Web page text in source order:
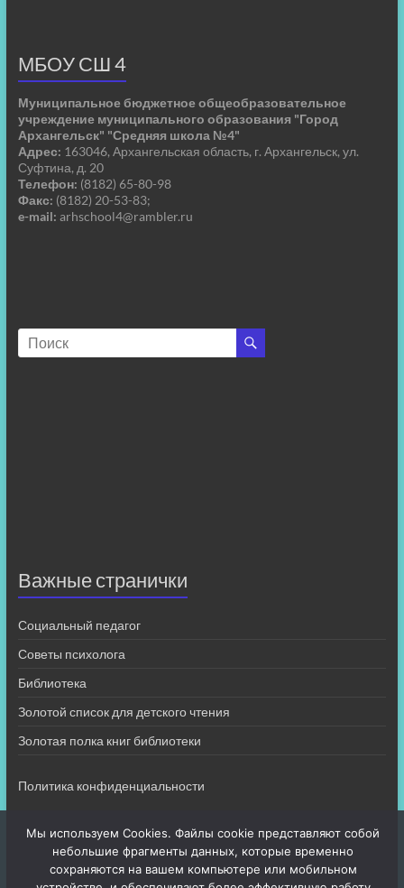
МБОУ СШ 4
Муниципальное бюджетное общеобразовательное
учреждение муниципального образования "Город
Архангельск" "Средняя школа №4"
Адрес: 163046, Архангельская область, г. Архангельск, ул.
Суфтина, д. 20
Телефон: (8182) 65-80-98
Факс: (8182) 20-53-83;
e-mail: arhschool4@rambler.ru
Важные странички
Социальный педагог
Советы психолога
Библиотека
Золотой список для детского чтения
Золотая полка книг библиотеки
Политика конфиденциальности
Мы используем Cookies. Файлы cookie представляют собой
небольшие фрагменты данных, которые временно
сохраняются на вашем компьютере или мобильном